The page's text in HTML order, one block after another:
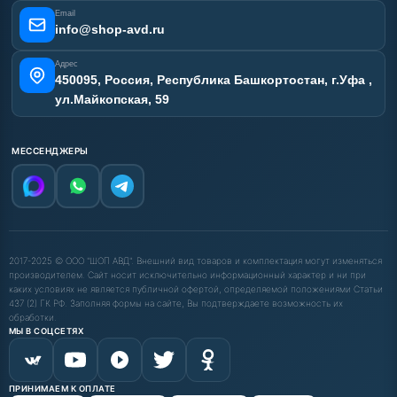
Email
info@shop-avd.ru
Адрес
450095, Россия, Республика Башкортостан, г.Уфа ,
ул.Майкопская, 59
МЕССЕНДЖЕРЫ
2017-2025 © ООО "ШОП АВД". Внешний вид товаров и комплектация могут изменяться
производителем. Сайт носит исключительно информационный характер и ни при
каких условиях не является публичной офертой, определяемой положениями Статьи
437 (2) ГК РФ. Заполняя формы на сайте, Вы подтверждаете возможность их
обработки.
МЫ В СОЦСЕТЯХ
ПРИНИМАЕМ К ОПЛАТЕ